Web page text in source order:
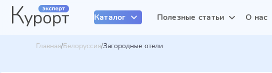
Каталог Полезные статьи О нас
Главная Белоруссия Загородные отели